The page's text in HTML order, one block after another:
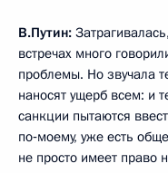
В.Путин:
встречах много
проблемы. Но звучала
наносят ущерб всем: и
санкции пытаются
по‑моему, уже есть
не просто имеет право